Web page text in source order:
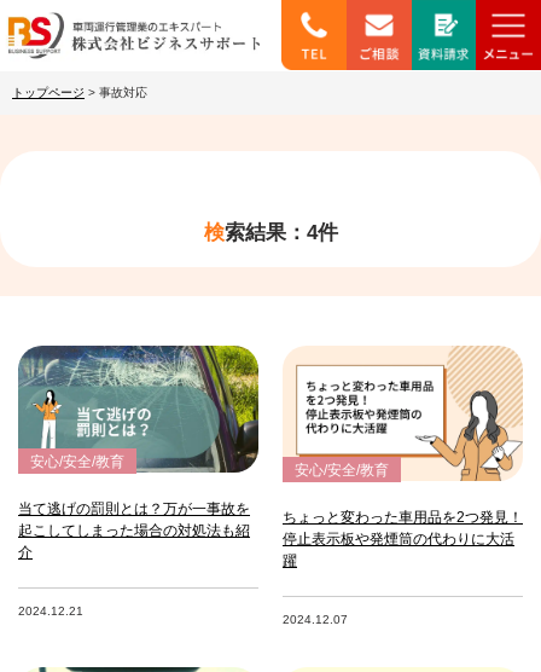
トップページ > 事故対応
検索結果：4件
安心/安全/教育
当て逃げの罰則とは？万が一事故を
起こしてしまった場合の対処法も紹
介
2024.12.21
安心/安全/教育
ちょっと変わった車用品を2つ発見！
停止表示板や発煙筒の代わりに大活
躍
2024.12.07